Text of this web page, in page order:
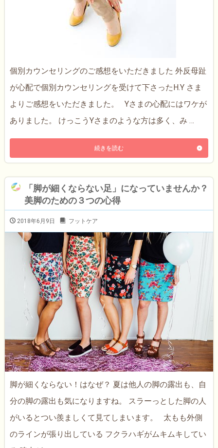
個別カウンセリングのご感想をいただきました 外反母趾
が心配で個別カウンセリングを受けて下さったH.Y さま
よりご感想をいただきました。 Yさまの心配にはワケが
ありました。 けっこうYさまのような方は多く、み …
続きを読む
「脚が細くならない足」になっていませんか？
美脚のための３つの心得
2018年6月9日 フットケア
脚が細くならない！はなぜ？ 夏は他人の脚の露出も、自
分の脚の露出も気になりますね。 スラーっとした脚の人
がいるとつい羨ましくて見てしまいます。 太もも外側
のラインが張り出している フクラハギがムキムキしてい